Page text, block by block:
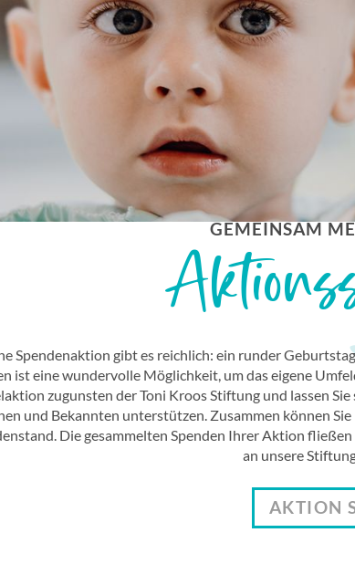
GEMEINSAM
Spendenaktion gibt es reichlich: ein runder
ist eine wundervolle Möglichkeit, um das eigene
zugunsten der Toni Kroos Stiftung und lassen
und Bekannten unterstützen. Zusammen können
Die gesammelten Spenden Ihrer Aktion
an unsere
AKTION